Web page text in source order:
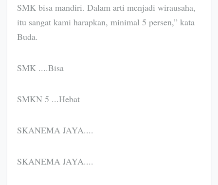
SMK bisa mandiri. Dalam arti menjadi wirausaha,
itu sangat kami harapkan, minimal 5 persen,” kata
Buda.
SMK ....Bisa
SMKN 5 ...Hebat
SKANEMA JAYA....
SKANEMA JAYA....